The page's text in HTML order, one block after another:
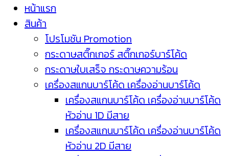
หน้าแรก
สินค้า
โปรโมชัน Promotion
กระดาษสติ๊กเกอร์ สติ๊กเกอร์บาร์โค้ด
กระดาษใบเสร็จ กระดาษความร้อน
เครื่องสแกนบาร์โค้ด เครื่องอ่านบาร์โค้ด
เครื่องสแกนบาร์โค้ด เครื่องอ่านบาร์โค้ด
หัวอ่าน 1D มีสาย
เครื่องสแกนบาร์โค้ด เครื่องอ่านบาร์โค้ด
หัวอ่าน 2D มีสาย